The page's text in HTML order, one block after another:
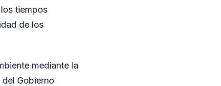
tiempos
de los
mediante la
Gobierno